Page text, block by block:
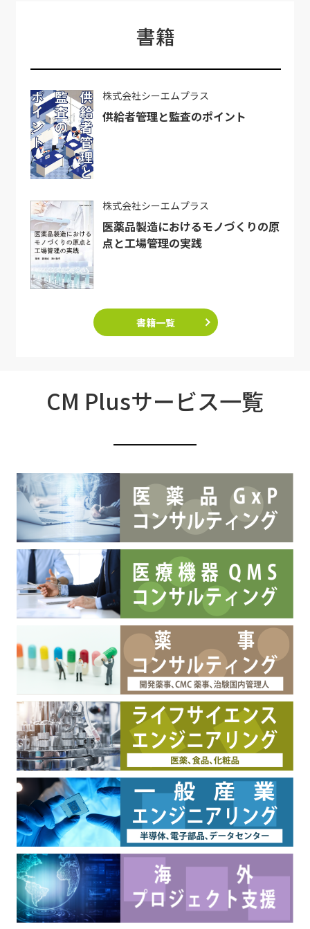
書籍
株式会社シーエムプラス
供給者管理と監査のポイント
株式会社シーエムプラス
医薬品製造におけるモノづくりの原
点と工場管理の実践
書籍一覧
CM Plusサービス一覧